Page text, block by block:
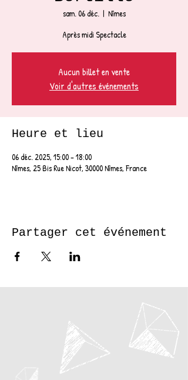
sam. 06 déc.
  |
Nîmes
Après midi Spectacle
Aucun billet en vente
Voir d'autres événements
Heure et lieu
06 déc. 2025, 15:00 – 18:00
Nîmes, 25 Bis Rue Nicot, 30000 Nîmes, France
Partager cet événement